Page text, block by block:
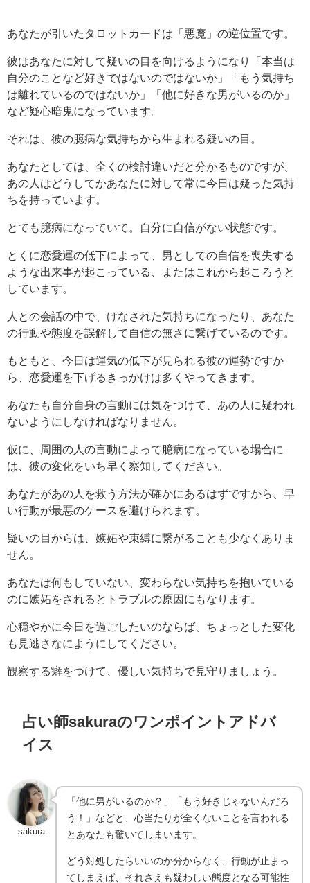
あなたが引いたタロットカードは「悪魔」の逆位置です。
彼はあなたに対して疑いの目を向けるようになり「本当は
自分のことなど好きではないのではないか」「もう気持ち
は離れているのではないか」「他に好きな男がいるのか」
など疑心暗鬼になっています。
それは、彼の臆病な気持ちから生まれる疑いの目。
あなたとしては、全くの検討違いだと分かるものですが、
あの人はどうしてかあなたに対して常に今日は疑った気持
ちを持っています。
とても臆病になっていて。自分に自信がない状態です。
とくに恋愛運の低下によって、男としての自信を喪失する
ような出来事が起こっている、またはこれから起ころうと
しています。
人との会話の中で、けなされた気持ちになったり、あなた
の行動や態度を誤解して自信の無さに繋げているのです。
もともと、今日は運気の低下が見られる彼の運勢ですか
ら、恋愛運を下げるきっかけは多くやってきます。
あなたも自分自身の言動には気をつけて、あの人に疑われ
ないようにしなければなりません。
仮に、周囲の人の言動によって臆病になっている場合に
は、彼の変化をいち早く察知してください。
あなたがあの人を救う方法が確かにあるはずですから、早
い行動が最悪のケースを避けられます。
疑いの目からは、嫉妬や束縛に繋がることも少なくありま
せん。
あなたは何もしていない、変わらない気持ちを抱いている
のに嫉妬をされるとトラブルの原因にもなります。
心穏やかに今日を過ごしたいのならば、ちょっとした変化
も見逃さなにようにしてください。
観察する癖をつけて、優しい気持ちで見守りましょう。
占い師sakuraのワンポイントアドバ
イス
sakura
「他に男がいるのか？」「もう好きじゃないんだろ
う！」などと、心当たりが全くないことを言われる
とあなたも驚いてしまいます。
どう対処したらいいのか分からなく、行動が止まっ
てしまえば、それさえも疑わしい態度となる可能性